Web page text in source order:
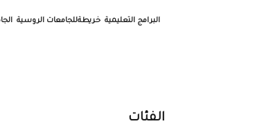
خريطةللجامعات الروسية البرامج التعليمية
الفئات